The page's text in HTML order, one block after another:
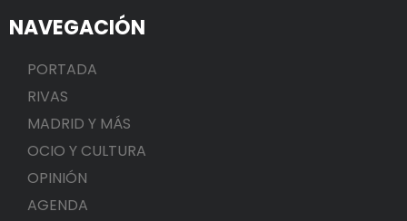
NAVEGACIÓN
PORTADA
RIVAS
MADRID Y MÁS
OCIO Y CULTURA
OPINIÓN
AGENDA